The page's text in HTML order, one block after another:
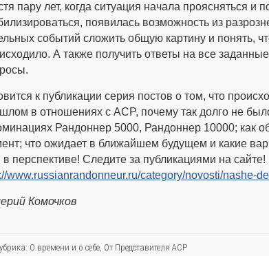
пару лет, когда ситуация начала проясняться и
появилась возможность из
событий сложить общую картину и понять,
А также получить ответы на все
к публикации серия постов о том, что
в отношениях с ACP, почему так долго не
Рандоннер 5000, Рандоннер 10000; как
что ожидает в ближайшем будущем и какие
в перспективе! Следите за публикациями на сайте!
www.russianrandonneur.ru/category/novosti/nashe-
Комочков
О времени и о себе, От Представителя АСР